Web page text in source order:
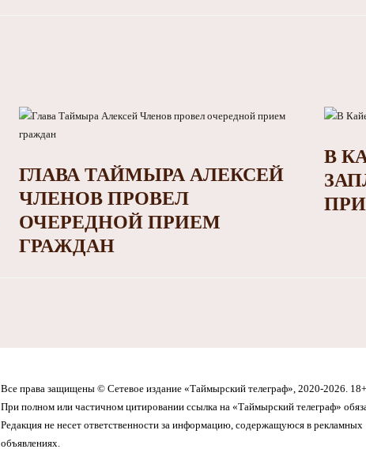
ГЛАВА ТАЙМЫРА АЛЕКСЕЙ
ЧЛЕНОВ ПРОВЕЛ
ОЧЕРЕДНОЙ ПРИЕМ
ГРАЖДАН
В
Все права защищены © Сетевое издание «Таймырский телеграф», 2020-2026. 18+
При полном или частичном цитировании ссылка на «Таймырский телеграф»
Редакция не несет ответственности за информацию, содержащуюся в рекламных
объявлениях.